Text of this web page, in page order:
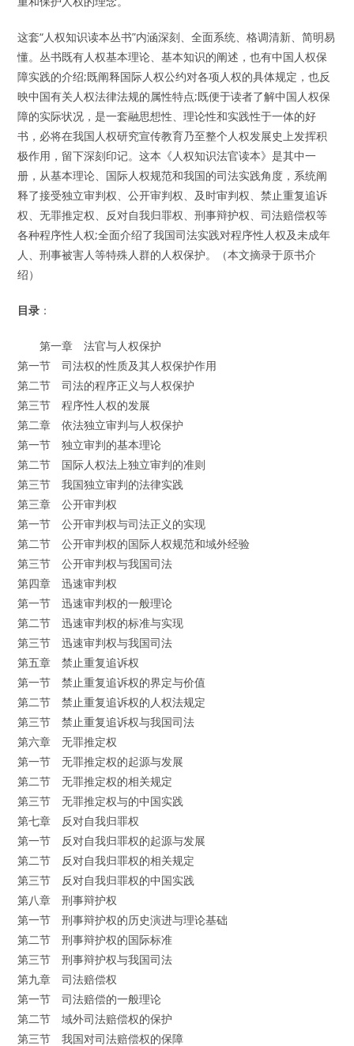
这套“人权知识读本丛书”内涵深刻、全面系统、格调清新、简明易
懂。丛书既有人权基本理论、基本知识的阐述，也有中国人权保
障实践的介绍;既阐释国际人权公约对各项人权的具体规定，也反
映中国有关人权法律法规的属性特点;既便于读者了解中国人权保
障的实际状况，是一套融思想性、理论性和实践性于一体的好
书，必将在我国人权研究宣传教育乃至整个人权发展史上发挥积
极作用，留下深刻印记。这本《人权知识法官读本》是其中一
册，从基本理论、国际人权规范和我国的司法实践角度，系统阐
释了接受独立审判权、公开审判权、及时审判权、禁止重复追诉
权、无罪推定权、反对自我归罪权、刑事辩护权、司法赔偿权等
各种程序性人权;全面介绍了我国司法实践对程序性人权及未成年
人、刑事被害人等特殊人群的人权保护。（本文摘录于原书介
绍）
目录 ：
第一章 法官与人权保护
第一节 司法权的性质及其人权保护作用
第二节 司法的程序正义与人权保护
第三节 程序性人权的发展
第二章 依法独立审判与人权保护
第一节 独立审判的基本理论
第二节 国际人权法上独立审判的准则
第三节 我国独立审判的法律实践
第三章 公开审判权
第一节 公开审判权与司法正义的实现
第二节 公开审判权的国际人权规范和域外经验
第三节 公开审判权与我国司法
第四章 迅速审判权
第一节 迅速审判权的一般理论
第二节 迅速审判权的标准与实现
第三节 迅速审判权与我国司法
第五章 禁止重复追诉权
第一节 禁止重复追诉权的界定与价值
第二节 禁止重复追诉权的人权法规定
第三节 禁止重复追诉权与我国司法
第六章 无罪推定权
第一节 无罪推定权的起源与发展
第二节 无罪推定权的相关规定
第三节 无罪推定权与的中国实践
第七章 反对自我归罪权
第一节 反对自我归罪权的起源与发展
第二节 反对自我归罪权的相关规定
第三节 反对自我归罪权的中国实践
第八章 刑事辩护权
第一节 刑事辩护权的历史演进与理论基础
第二节 刑事辩护权的国际标准
第三节 刑事辩护权与我国司法
第九章 司法赔偿权
第一节 司法赔偿的一般理论
第二节 域外司法赔偿权的保护
第三节 我国对司法赔偿权的保障